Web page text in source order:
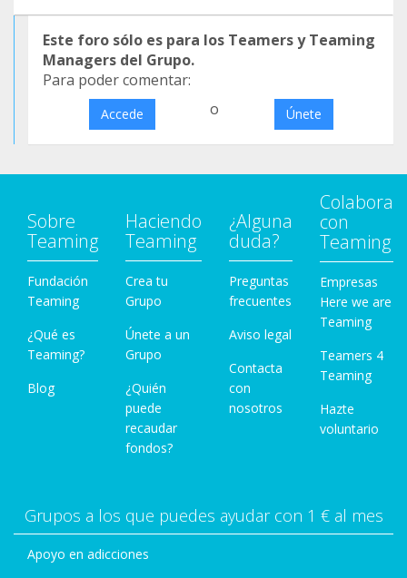
Este foro sólo es para los Teamers y Teaming
Managers del Grupo.
Para poder comentar:
Accede o Únete
Sobre
Teaming
Fundación
Teaming
¿Qué es
Teaming?
Blog
Haciendo
Teaming
Crea tu
Grupo
Únete a un
Grupo
¿Quién
puede
recaudar
fondos?
¿Alguna
duda?
Preguntas
frecuentes
Aviso legal
Contacta
con
nosotros
Colabora
con
Teaming
Empresas
Here we are
Teaming
Teamers 4
Teaming
Hazte
voluntario
Grupos a los que puedes ayudar con 1 € al mes
Apoyo en adicciones